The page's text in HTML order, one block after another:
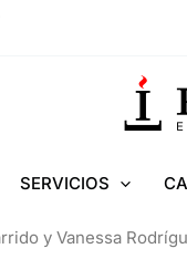
SERVICIOS
y Vanessa